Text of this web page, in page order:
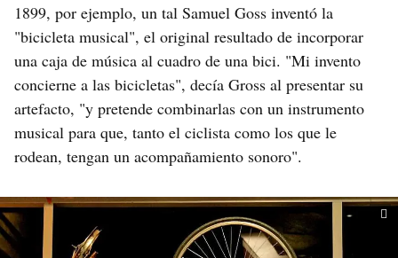
1899, por ejemplo, un tal Samuel Goss inventó la
"bicicleta musical", el original resultado de incorporar
una caja de música al cuadro de una bici. "Mi invento
concierne a las bicicletas", decía Gross al presentar su
artefacto, "y pretende combinarlas con un instrumento
musical para que, tanto el ciclista como los que le
rodean, tengan un acompañamiento sonoro".